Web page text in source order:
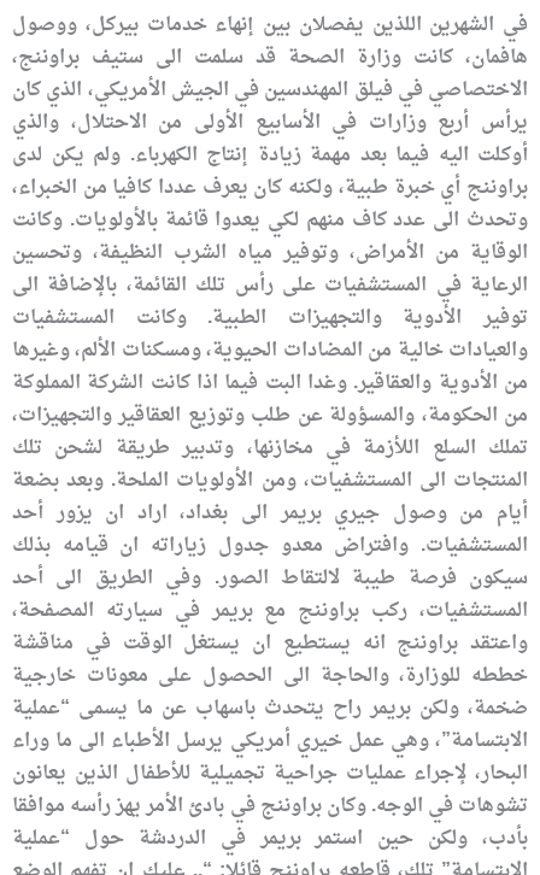
في الشهرين اللذين يفصلان بين إنهاء خدمات بيركل، ووصول
هافمان، كانت وزارة الصحة قد سلمت الى ستيف براوننج،
الاختصاصي في فيلق المهندسين في الجيش الأمريكي، الذي كان
يرأس أربع وزارات في الأسابيع الأولى من الاحتلال، والذي
أوكلت اليه فيما بعد مهمة زيادة إنتاج الكهرباء. ولم يكن لدى
براوننج أي خبرة طبية، ولكنه كان يعرف عددا كافيا من الخبراء،
وتحدث الى عدد كاف منهم لكي يعدوا قائمة بالأولويات. وكانت
الوقاية من الأمراض، وتوفير مياه الشرب النظيفة، وتحسين
الرعاية في المستشفيات على رأس تلك القائمة، بالإضافة الى
توفير الأدوية والتجهيزات الطبية. وكانت المستشفيات
والعيادات خالية من المضادات الحيوية، ومسكنات الألم، وغيرها
من الأدوية والعقاقير. وغدا البت فيما اذا كانت الشركة المملوكة
من الحكومة، والمسؤولة عن طلب وتوزيع العقاقير والتجهيزات،
تملك السلع اللأزمة في مخازنها، وتدبير طريقة لشحن تلك
المنتجات الى المستشفيات، ومن الأولويات الملحة. وبعد بضعة
أيام من وصول جيري بريمر الى بغداد، اراد ان يزور أحد
المستشفيات. وافتراض معدو جدول زياراته ان قيامه بذلك
سيكون فرصة طيبة لالتقاط الصور. وفي الطريق الى أحد
المستشفيات، ركب براوننج مع بريمر في سيارته المصفحة،
واعتقد براوننج انه يستطيع ان يستغل الوقت في مناقشة
خططه للوزارة، والحاجة الى الحصول على معونات خارجية
ضخمة، ولكن بريمر راح يتحدث باسهاب عن ما يسمى “عملية
الابتسامة”، وهي عمل خيري أمريكي يرسل الأطباء الى ما وراء
البحار، لإجراء عمليات جراحية تجميلية للأطفال الذين يعانون
تشوهات في الوجه. وكان براوننج في بادئ الأمر يهز رأسه موافقا
بأدب، ولكن حين استمر بريمر في الدردشة حول “عملية